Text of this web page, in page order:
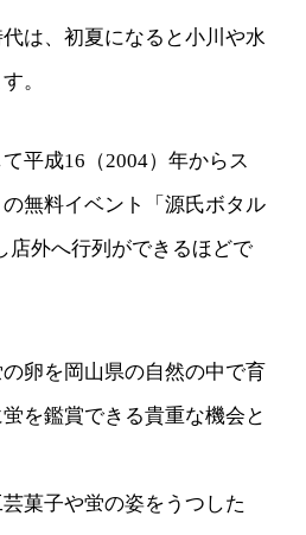
は、初夏になると小川や水
。
平成16（2004）年からス
無料イベント「源氏ボタル
店外へ行列ができるほどで
卵を岡山県の自然の中で育
を鑑賞できる貴重な機会と
菓子や蛍の姿をうつした